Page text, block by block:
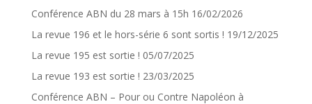
Conférence ABN du 28 mars à 15h 16/02/2026
La revue 196 et le hors-série 6 sont sortis ! 19/12/2025
La revue 195 est sortie ! 05/07/2025
La revue 193 est sortie ! 23/03/2025
Conférence ABN – Pour ou Contre Napoléon à